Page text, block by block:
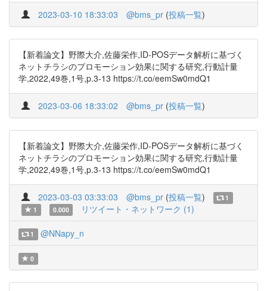
2023-03-10 18:33:03 @bms_pr (投稿一覧)
【新着論文】野際大介,佐藤栄作,ID-POSデータ解析に基づく
ネットチラシのプロモーション効果に関する研究,行動計量
学,2022,49巻,1号,p.3-13 https://t.co/eemSw0mdQ1
2023-03-06 18:33:02 @bms_pr (投稿一覧)
【新着論文】野際大介,佐藤栄作,ID-POSデータ解析に基づく
ネットチラシのプロモーション効果に関する研究,行動計量
学,2022,49巻,1号,p.3-13 https://t.co/eemSw0mdQ1
2023-03-03 03:33:03 @bms_pr (投稿一覧)
1
1
0.000 リツイート・ネットワーク (1)
1 @NNapy_n
0